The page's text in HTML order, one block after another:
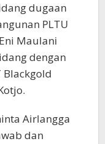
dugaan
PLTU
Maulani
dengan
Blackgold
Airlangga
dan